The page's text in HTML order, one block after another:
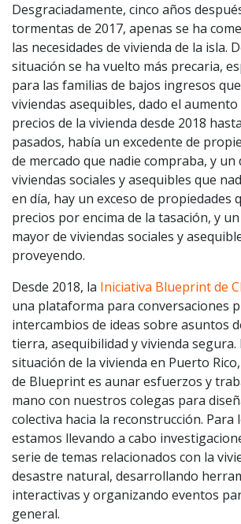
Desgraciadamente, cinco años
tormentas de 2017, apenas se ha
las necesidades de vivienda de la isla.
situación se ha vuelto más precaria,
para las familias de bajos ingresos
viviendas asequibles, dado el aumento
precios de la vivienda desde 2018
pasados, había un excedente de
de mercado que nadie compraba, y un
viviendas sociales y asequibles que
en día, hay un exceso de propiedades
precios por encima de la tasación, y
mayor de viviendas sociales y
proveyendo.
Desde 2018, la Iniciativa Blueprint de
una plataforma para conversaciones
intercambios de ideas sobre asuntos
tierra, asequibilidad y vivienda segura.
situación de la vivienda en Puerto
de Blueprint es aunar esfuerzos y
mano con nuestros colegas para
colectiva hacia la reconstrucción. Para
estamos llevando a cabo
serie de temas relacionados con la
desastre natural, desarrollando
interactivas y organizando eventos
general.